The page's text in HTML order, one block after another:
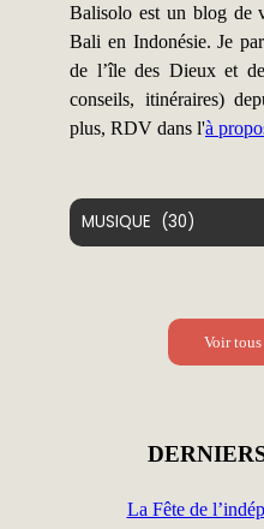
Balisolo est un blog de
Bali en Indonésie. Je
de l’île des Dieux et de
conseils, itinéraires)
plus, RDV dans l'à
Voir
La Fête de